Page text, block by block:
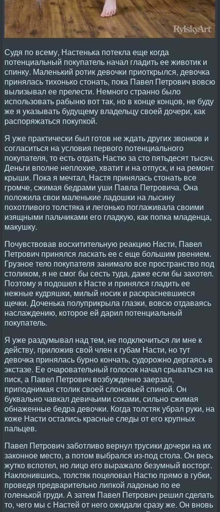
Судя по всему, Настенька потекла еще когда
потенциальный покупатель начал гладить ее животик и
спинку. Маленький ротик девочки приоткрылся, девочка
принялась тихонько стонать, пока Павел Петрович вовсю
вылизывал ее прелести. Немного странно было
использовать рабыню вот так, но в конце концов, не буду
же я указывать будущему владельцу своей дочери, как
распоряжаться покупкой.
Я уже практически был готов не ждать других звонков и
согласиться на условия первого потенциального
покупателя, то есть отдать Настю за сто пятьдесят тысяч.
Деньги вполне неплохие, хватит и на отпуск, и на ремонт
крыши. Пока я мечтал, Настя принялась стонать все
громче, сжимая бедрами уши Павла Петровича. Она
положила свои маленькие ладошки на лысину
похотливого толстяка и легонько поглаживала своими
изящными пальчиками его гладкую, как попка младенца,
макушку.
Почувствовав восхитительную реакцию Насти, Павел
Петрович принялся ласкать ее с еще большим рвением.
Грузное тело покупателя занимало все пространство под
столиком, я не смог бы сесть туда, даже если бы захотел.
Поэтому я подошел к Насте и принялся гладить ее
нежные кудряшки, милый носик и раскрасневшиеся
щечки. Доченька полуприкрыла глазки, вовсю отдаваясь
наслаждению, которое ей дарил потенциальный
покупатель.
Я уже раздумывал над тем, не подключиться ли мне к
действу, приложив свой член к губам Насти, но тут
девочка принялась бурно кончать, судорожно дергаясь в
экстазе. Ее очаровательный голосок начал срываться на
писк, а Павел Петрович возбужденно заерзал,
приподнимая столик своей слоновьей спиной. Он
буквально чавкал девичьими соками, сильно сжимая
обнаженные бедра девочки. Когда толстяк убрал руки, на
коже Насти остались красные следы от его крупных
пальцев.
Павел Петрович заботливо вернул трусики дочери на их
законное место, а потом выбрался из-под стола. Он весь
жутко вспотел, но лицо его выражало безумный восторг.
Наклонившись, толстяк поцеловал Настю прямо в губки,
проведя предварительно липкой ладонью по ее
голенькой груди. А затем Павел Петрович решил сделать
то, чего мы с Настей от него ожидали сразу же. Он вновь